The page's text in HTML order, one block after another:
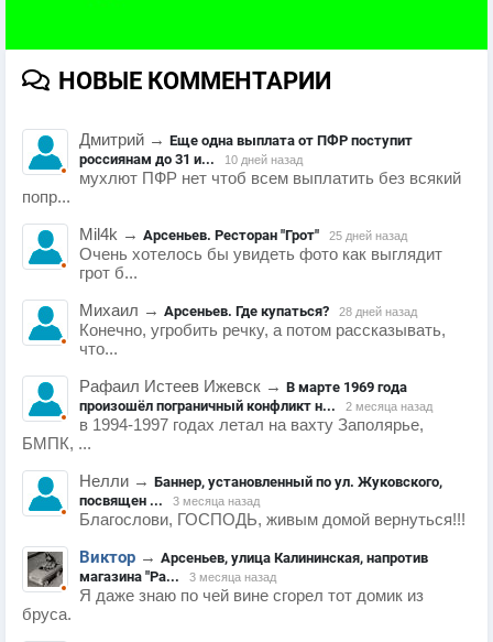
НОВЫЕ КОММЕНТАРИИ
Дмитрий → Еще одна выплата от ПФР поступит
россиянам до 31 и...
10 дней назад
мухлют ПФР нет чтоб всем выплатить без всякий
попр...
Mil4k → Арсеньев. Ресторан "Грот" 25 дней назад
Очень хотелось бы увидеть фото как выглядит
грот б...
Михаил → Арсеньев. Где купаться? 28 дней назад
Конечно, угробить речку, а потом рассказывать,
что...
Рафаил Истеев Ижевск → В марте 1969 года
произошёл пограничный конфликт н...
2 месяца назад
в 1994-1997 годах летал на вахту Заполярье,
БМПК, ...
Нелли → Баннер, установленный по ул. Жуковского,
посвящен ...
3 месяца назад
Благослови, ГОСПОДЬ, живым домой вернуться!!!
Виктор → Арсеньев, улица Калининская, напротив
магазина "Ра...
3 месяца назад
Я даже знаю по чей вине сгорел тот домик из
бруса.